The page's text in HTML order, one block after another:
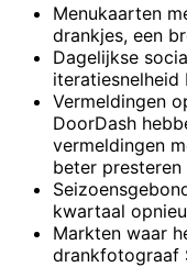
Menukaarten
drankjes, een
Dagelijkse
Vermeldingen
DoorDash
vermeldingen
beter presteren
kwartaal
Markten waar
drankfotograaf